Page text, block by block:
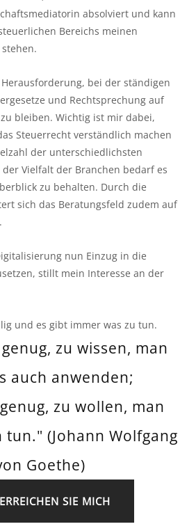
absolviert und kann
Bereichs meinen
bei der ständigen
und Rechtsprechung auf
bleiben. Wichtig ist mir dabei,
Steuerrecht verständlich machen
der unterschiedlichsten
Vielfalt der Branchen bedarf es
zu behalten. Durch die
sich das Beratungsfeld zudem auf
nun Einzug in die
stillt mein Interesse an der
und es gibt immer was zu tun.
zu wissen, man
auch anwenden;
zu wollen, man
tun." (Johann Wolfgang
Goethe)
SIE MICH